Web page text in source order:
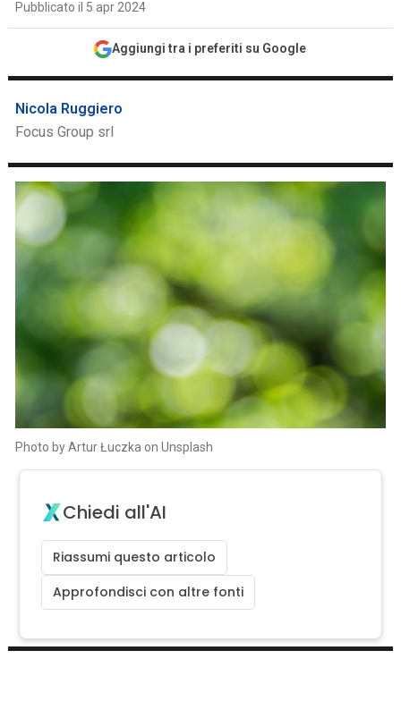
Pubblicato il 5 apr 2024
Aggiungi tra i preferiti su Google
Nicola Ruggiero
Focus Group srl
Photo by Artur Łuczka on Unsplash
Chiedi all'AI
Riassumi questo articolo
Approfondisci con altre fonti